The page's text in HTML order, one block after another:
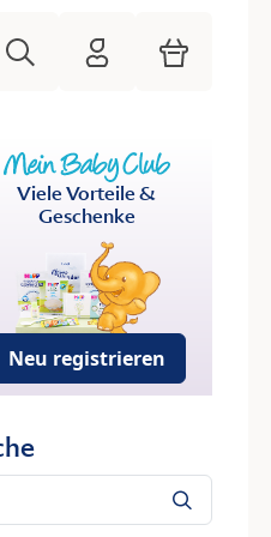
HiPP Mein Babyclub
Viele Vorteile &
Geschenke
Neu registrieren